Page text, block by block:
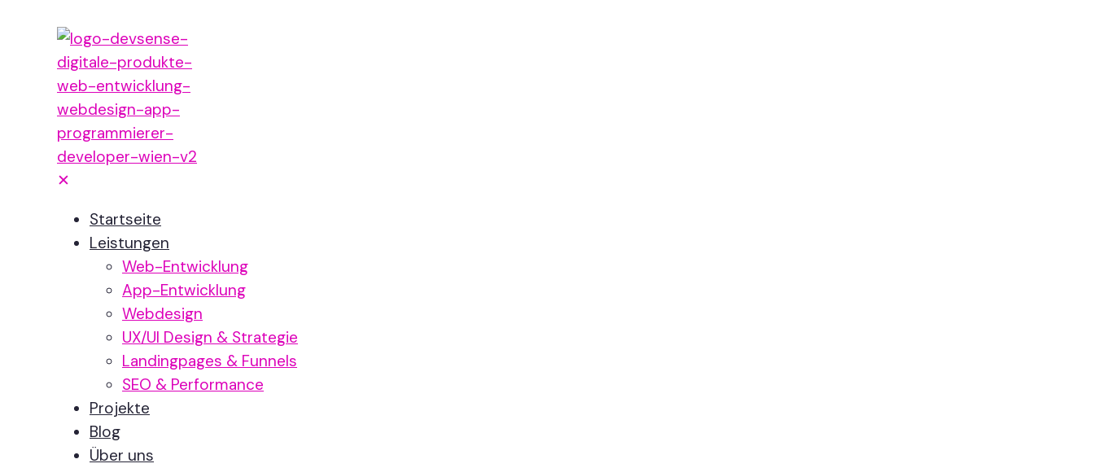
✕
Startseite
Leistungen
Web-Entwicklung
App-Entwicklung
Webdesign
UX/UI Design & Strategie
Landingpages & Funnels
SEO & Performance
Projekte
Blog
Über uns